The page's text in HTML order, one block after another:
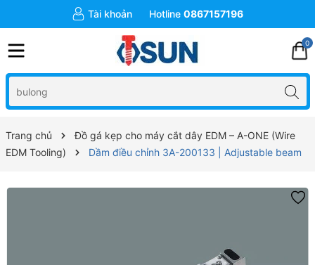
Tài khoản Hotline 0867157196
0
Trang chủ
Đồ gá kẹp cho máy cắt dây EDM – A-ONE (Wire
EDM Tooling)
Dầm điều chỉnh 3A-200133 | Adjustable beam